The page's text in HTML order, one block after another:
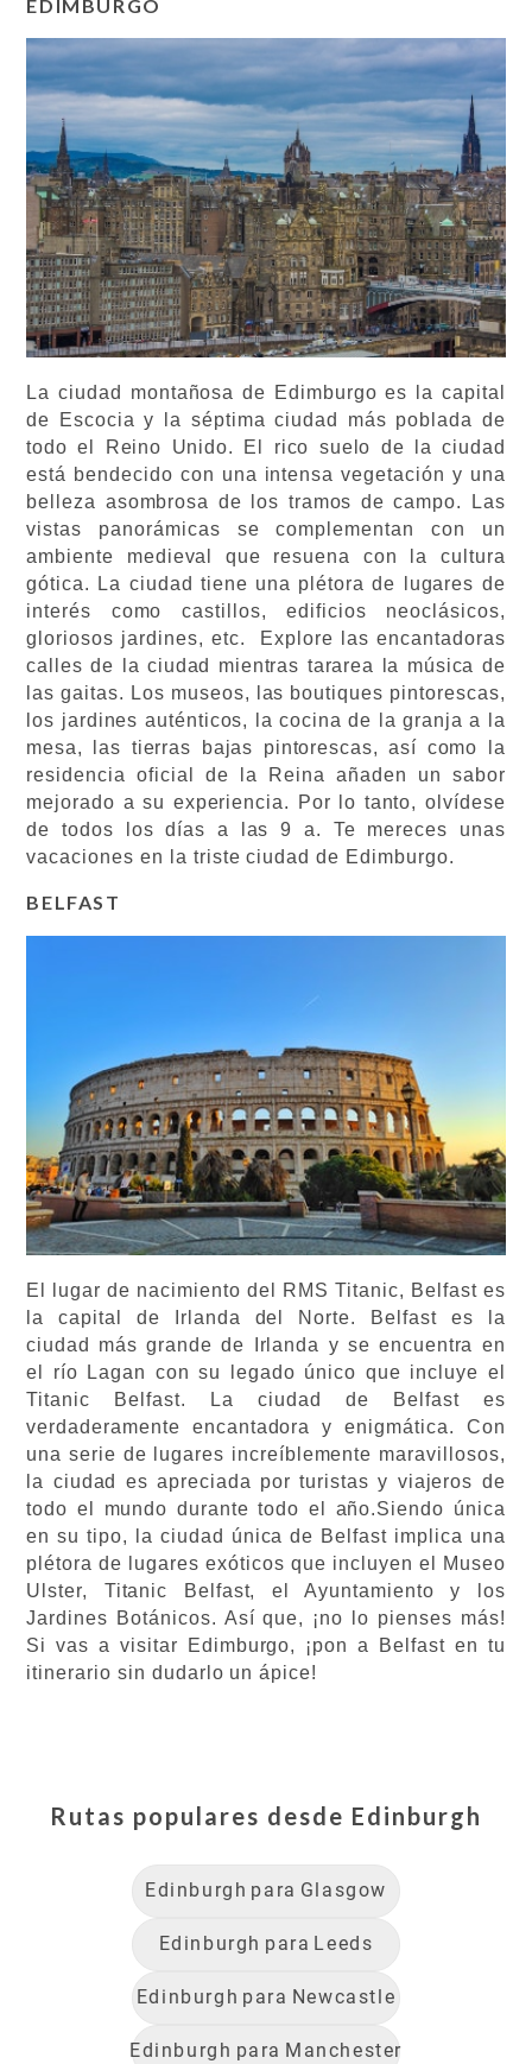
EDIMBURGO
La ciudad montañosa de Edimburgo es la capital
de Escocia y la séptima ciudad más poblada de
todo el Reino Unido. El rico suelo de la ciudad
está bendecido con una intensa vegetación y una
belleza asombrosa de los tramos de campo. Las
vistas panorámicas se complementan con un
ambiente medieval que resuena con la cultura
gótica. La ciudad tiene una plétora de lugares de
interés como castillos, edificios neoclásicos,
gloriosos jardines, etc. Explore las encantadoras
calles de la ciudad mientras tararea la música de
las gaitas. Los museos, las boutiques pintorescas,
los jardines auténticos, la cocina de la granja a la
mesa, las tierras bajas pintorescas, así como la
residencia oficial de la Reina añaden un sabor
mejorado a su experiencia. Por lo tanto, olvídese
de todos los días a las 9 a. Te mereces unas
vacaciones en la triste ciudad de Edimburgo.
BELFAST
El lugar de nacimiento del RMS Titanic, Belfast es
la capital de Irlanda del Norte. Belfast es la
ciudad más grande de Irlanda y se encuentra en
el río Lagan con su legado único que incluye el
Titanic Belfast. La ciudad de Belfast es
verdaderamente encantadora y enigmática. Con
una serie de lugares increíblemente maravillosos,
la ciudad es apreciada por turistas y viajeros de
todo el mundo durante todo el año.Siendo única
en su tipo, la ciudad única de Belfast implica una
plétora de lugares exóticos que incluyen el Museo
Ulster, Titanic Belfast, el Ayuntamiento y los
Jardines Botánicos. Así que, ¡no lo pienses más!
Si vas a visitar Edimburgo, ¡pon a Belfast en tu
itinerario sin dudarlo un ápice!
Rutas populares desde Edinburgh
Edinburgh para Glasgow
Edinburgh para Leeds
Edinburgh para Newcastle
Edinburgh para Manchester